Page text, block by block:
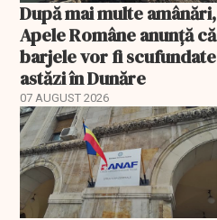
După mai multe amânări,
Apele Române anunță că
barjele vor fi scufundate
astăzi în Dunăre
07 AUGUST 2026